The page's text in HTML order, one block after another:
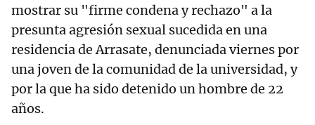
mostrar su "firme condena y rechazo" a la
presunta agresión sexual sucedida en una
residencia de Arrasate, denunciada viernes por
una joven de la comunidad de la universidad, y
por la que ha sido detenido un hombre de 22
años.